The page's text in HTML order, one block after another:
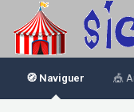
🧭 Naviguer 🎪